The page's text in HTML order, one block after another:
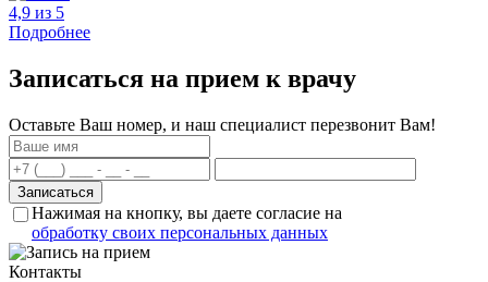
4,9 из 5
Подробнее
Записаться на прием к врачу
Оставьте Ваш номер, и наш специалист перезвонит Вам!
Нажимая на кнопку, вы даете согласие на
обработку своих персональных данных
Контакты